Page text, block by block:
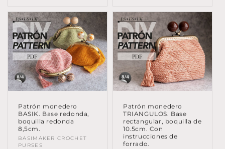
Patrón monedero
BASIK. Base redonda,
boquilla redonda
8,5cm.
Proveedor:
BASIMAKER CROCHET
PURSES
Patrón monedero
TRIANGULOS. Base
rectangular, boquilla de
10.5cm. Con
instrucciones de
forrado.